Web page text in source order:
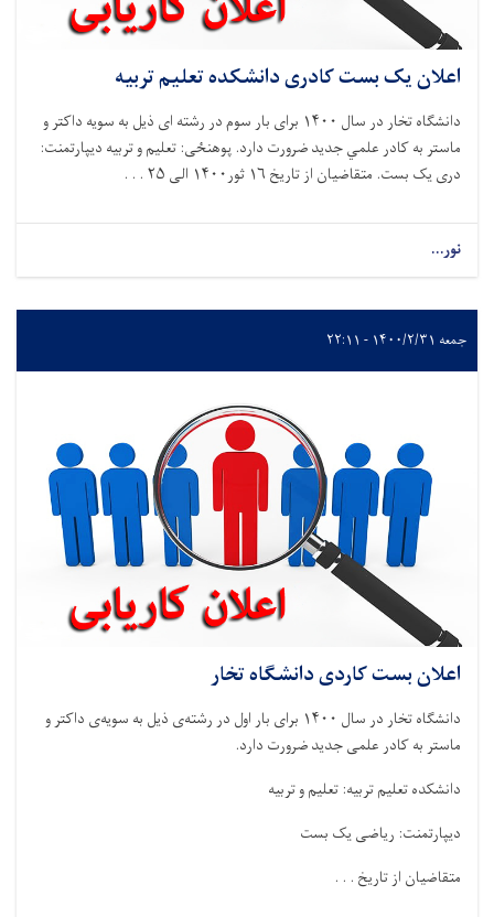
اعلان یک بست کادری دانشکده تعلیم تربیه
دانشگاه تخار در سال ۱۴۰۰ برای بار سوم در رشته ای ذيل به سويه داکتر و
ماستر به کادر علمي جديد ضرورت دارد. پوهنځی: تعلیم و تربیه دیپارتمنت:
دری یک بست. متقاضيان از تاريخ ۱۶ ثور۱۴۰۰ الی ۲۵ . . .
نور...
جمعه ۱۴۰۰/۲/۳۱ - ۲۲:۱۱
اعلان بست کاردی دانشگاه تخار
دانشگاه تخار در سال ۱۴۰۰ برای بار اول در رشته‌ی ذيل به سويه‌ی داکتر و
ماستر به کادر علمی جديد ضرورت دارد.
دانشکده تعلیم تربیه: تعلیم و تربیه
دیپارتمنت: ریاضی یک بست
متقاضيان از تاريخ . . .